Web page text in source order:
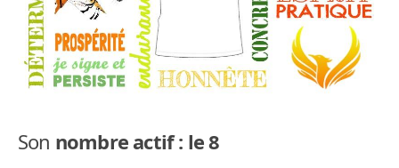
Son nombre actif : le 8
70.000 PRÉNOMS
(À PROPOS)